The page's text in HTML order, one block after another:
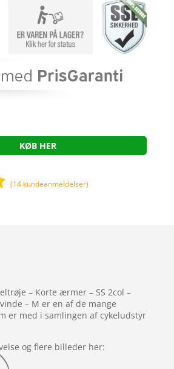
KØB HER
(14 kundeanmeldelser)
– Korte ærmer – SS 2col –
– M er en af de mange
er med i samlingen af cykeludstyr
og flere billeder her: